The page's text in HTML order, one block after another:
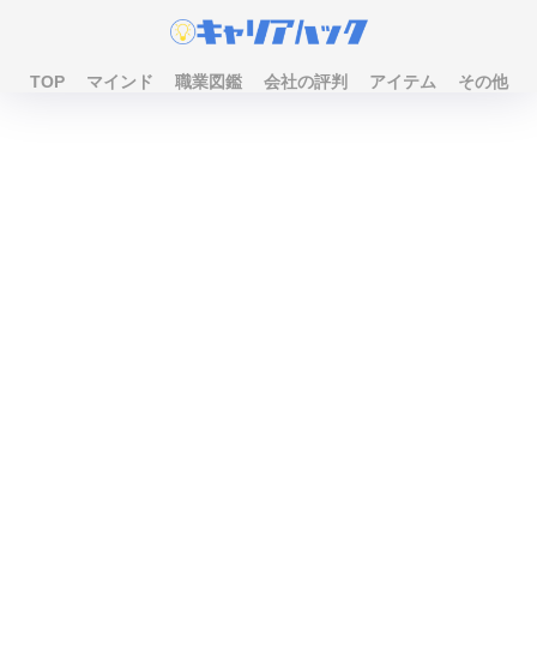
TOP マインド 職業図鑑 会社の評判 アイテム その他